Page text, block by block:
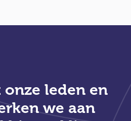
onze leden en
we aan